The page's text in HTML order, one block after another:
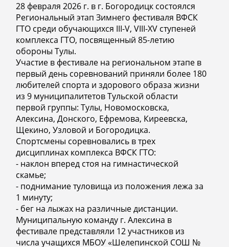
28 февраля 2026 г. в г. Богородицк состоялся
Региональный этап Зимнего фестиваля ВФСК
ГТО среди обучающихся III-V, VIII-XV ступеней
комплекса ГТО, посвященный 85-летию
обороны Тулы.
Участие в фестивале на региональном этапе в
первый день соревнований приняли более 180
любителей спорта и здорового образа жизни
из 9 муниципалитетов Тульской области
первой группы: Тулы, Новомосковска,
Алексина, Донского, Ефремова, Киреевска,
Щекино, Узловой и Богородицка.
Спортсмены соревновались в трех
дисциплинах комплекса ВФСК ГТО:
- наклон вперед стоя на гимнастической
скамье;
- поднимание туловища из положения лежа за
1 минуту;
- бег на лыжах на различные дистанции.
Муниципальную команду г. Алексина в
фестивале представляли 12 участников из
числа учащихся МБОУ «Шелепинской СОШ №